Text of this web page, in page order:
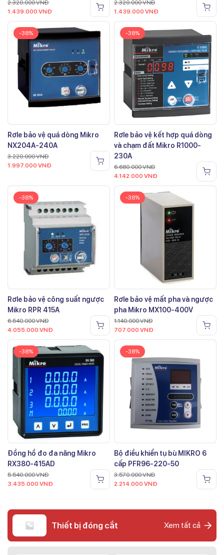
2.320.000VNĐ
1.439.000 VNĐ
2.320.000VNĐ
1.439.000 VNĐ
-38%
Rơle bảo vệ quá dòng Mikro
NX204A-240A
3.220.000VNĐ
1.997.000 VNĐ
-38%
Rơle bảo vệ kết hợp quá dòng
và chạm đất Mikro R1000-
230A
6.680.000VNĐ
4.142.000 VNĐ
-38%
Rơle bảo vệ công suất ngược
Mikro RPR 415A
6.540.000VNĐ
4.055.000 VNĐ
-38%
Rơle bảo vệ mất pha và ngược
pha Mikro MX100-400V
1.140.000VNĐ
707.000 VNĐ
-38%
Đồng hồ đo đa năng Mikro
RX380-415AD
5.540.000VNĐ
3.435.000 VNĐ
-38%
Bộ điều khiển tụ bù MIKRO 6
cấp PFR96-220-50
3.570.000VNĐ
2.214.000 VNĐ
Thiết bị đóng cắt Xem tất cả